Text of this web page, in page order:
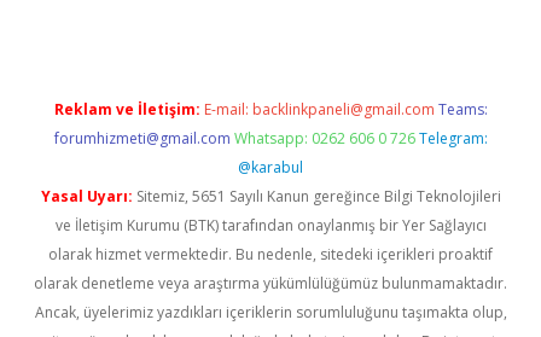
Reklam ve İletişim: E-mail: backlinkpaneli@gmail.com Teams:
forumhizmeti@gmail.com Whatsapp: 0262 606 0 726 Telegram:
@karabul
Yasal Uyarı: Sitemiz, 5651 Sayılı Kanun gereğince Bilgi Teknolojileri
ve İletişim Kurumu (BTK) tarafından onaylanmış bir Yer Sağlayıcı
olarak hizmet vermektedir. Bu nedenle, sitedeki içerikleri proaktif
olarak denetleme veya araştırma yükümlülüğümüz bulunmamaktadır.
Ancak, üyelerimiz yazdıkları içeriklerin sorumluluğunu taşımakta olup,